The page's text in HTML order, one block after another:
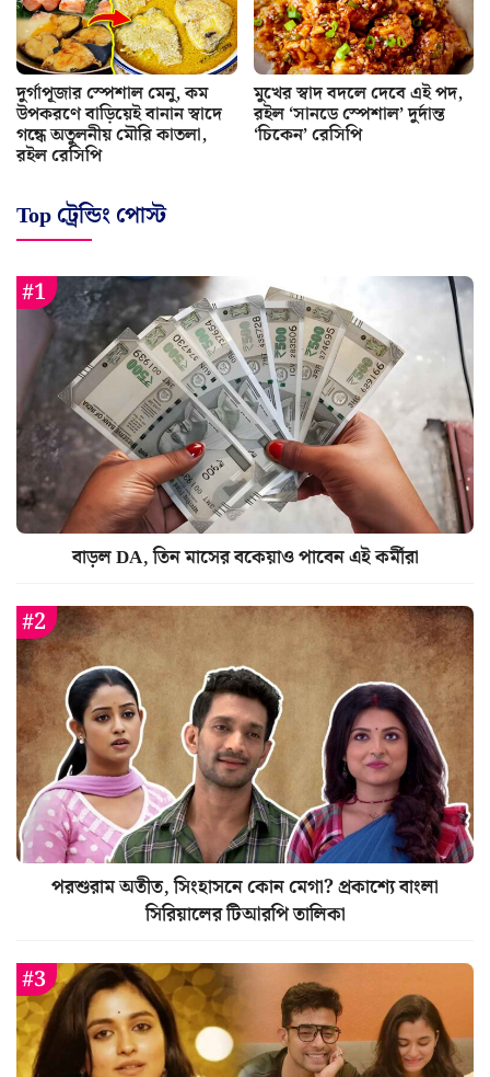
দুর্গাপূজার স্পেশাল মেনু, কম
উপকরণে বাড়িয়েই বানান স্বাদে
গন্ধে অতুলনীয় মৌরি কাতলা,
রইল রেসিপি
মুখের স্বাদ বদলে দেবে এই পদ,
রইল ‘সানডে স্পেশাল’ দুর্দান্ত
‘চিকেন’ রেসিপি
Top ট্রেন্ডিং পোস্ট
বাড়ল DA, তিন মাসের বকেয়াও পাবেন এই কর্মীরা
পরশুরাম অতীত, সিংহাসনে কোন মেগা? প্রকাশ্যে বাংলা
সিরিয়ালের টিআরপি তালিকা